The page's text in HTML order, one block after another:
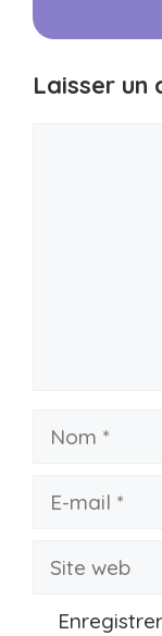
Laisser un